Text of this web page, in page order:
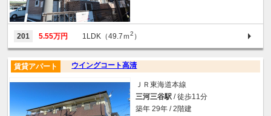
201 5.55万円 1LDK（49.7ｍ2 ）
ウイングコート高清
賃貸アパート
ＪＲ東海道本線
三河三谷駅 / 徒歩11分
築年 29年 / 2階建